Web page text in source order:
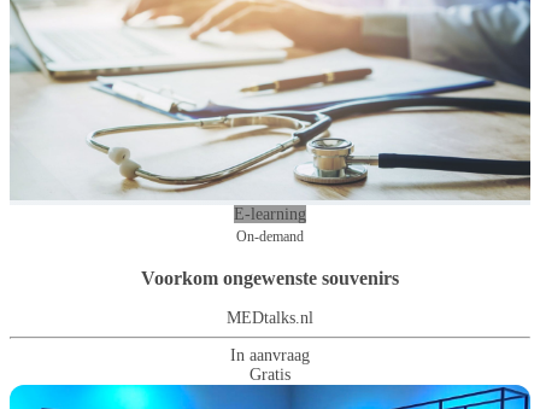
E-learning
On-demand
Voorkom ongewenste souvenirs
MEDtalks.nl
In aanvraag
Gratis